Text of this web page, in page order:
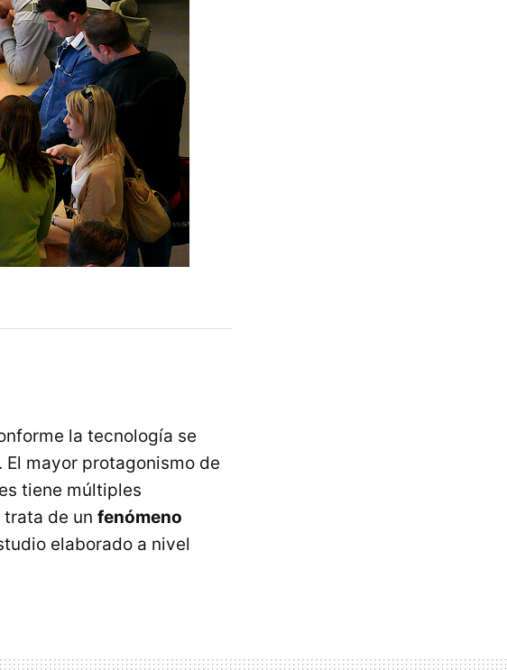
la tecnología se
mayor protagonismo de
tiene múltiples
trata de un fenómeno
elaborado a nivel